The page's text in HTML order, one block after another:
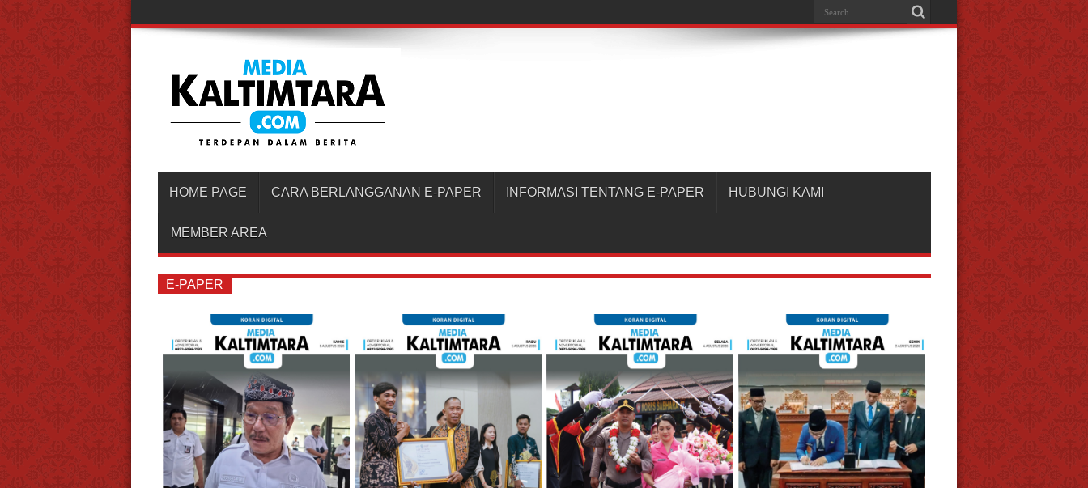
disini
HOME PAGE CARA BERLANGGANAN E-PAPER INFORMASI TENTANG E-PAPER HUBUNGI KAMI
MEMBER AREA
E-PAPER
Verifikasi Akun Sekarang!